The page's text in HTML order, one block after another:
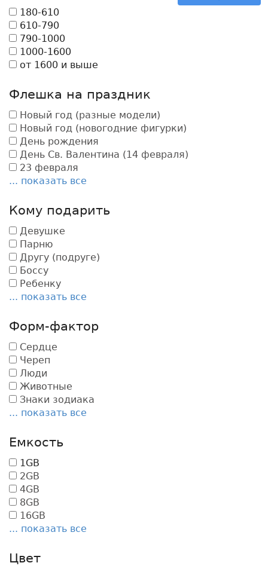
180-610
610-790
790-1000
1000-1600
от 1600 и выше
Флешка на праздник
Новый год (разные модели)
Новый год (новогодние фигурки)
День рождения
День Св. Валентина (14 февраля)
23 февраля
... показать все
Кому подарить
Девушке
Парню
Другу (подруге)
Боссу
Ребенку
... показать все
Форм-фактор
Сердце
Череп
Люди
Животные
Знаки зодиака
... показать все
Емкость
1GB
2GB
4GB
8GB
16GB
... показать все
Цвет